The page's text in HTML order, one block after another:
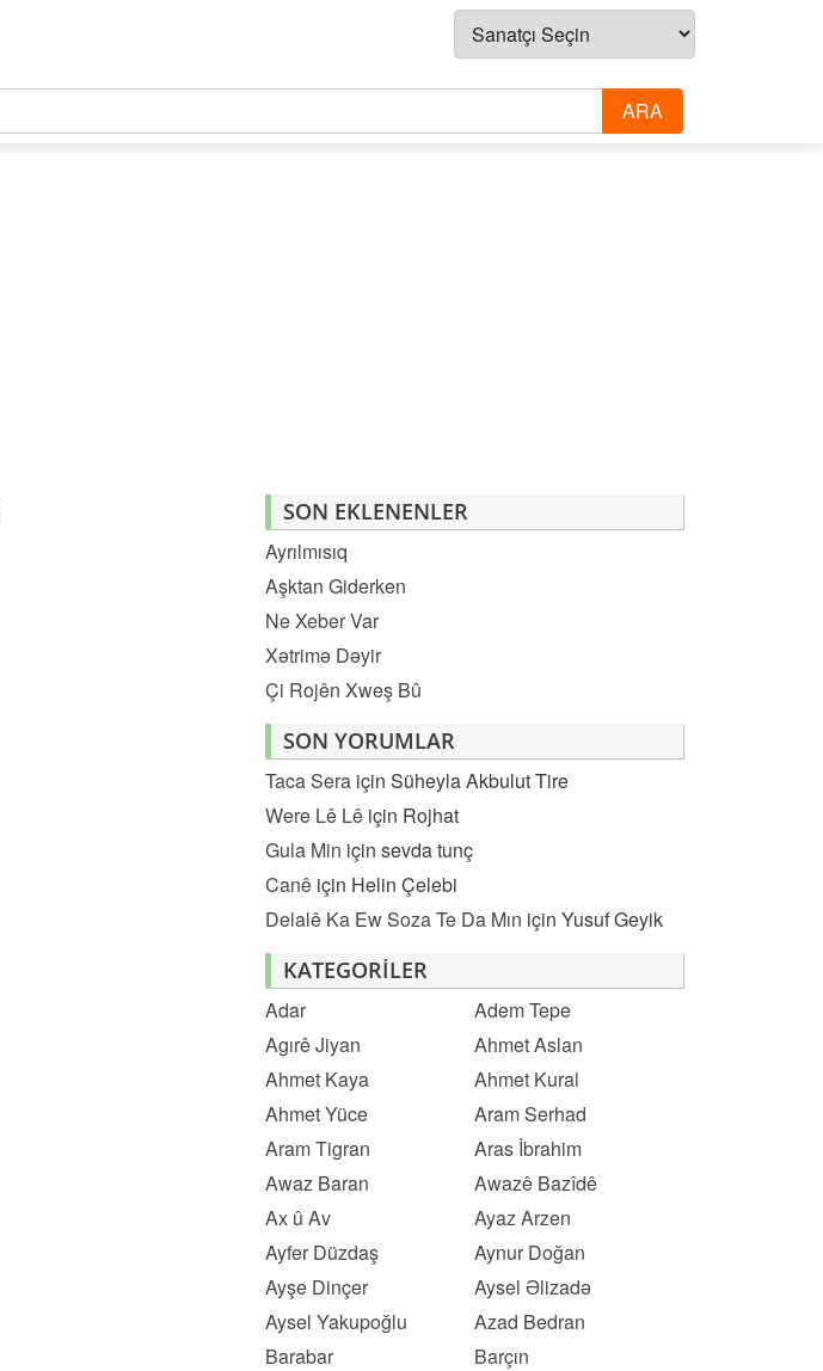
SON EKLENENLER
Ayrılmısıq
Aşktan Giderken
Ne Xeber Var
Xətrimə Dəyir
Çi Rojên Xweş Bû
SON YORUMLAR
Taca Sera için Süheyla Akbulut Tire
Were Lê Lê için Rojhat
Gula Min için sevda tunç
Canê için Helin Çelebi
Delalê Ka Ew Soza Te Da Mın için Yusuf Geyik
KATEGORILER
Adar
Adem Tepe
Agırê Jiyan
Ahmet Aslan
Ahmet Kaya
Ahmet Kural
Ahmet Yüce
Aram Serhad
Aram Tigran
Aras İbrahim
Awaz Baran
Awazê Bazîdê
Ax û Av
Ayaz Arzen
Ayfer Düzdaş
Aynur Doğan
Ayşe Dinçer
Aysel Əlizadə
Aysel Yakupoğlu
Azad Bedran
Barabar
Barçın